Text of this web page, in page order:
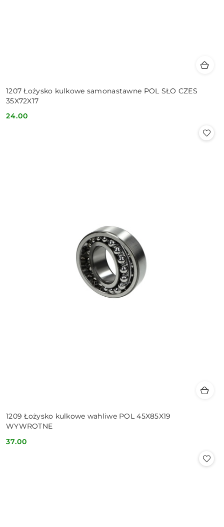
1207 Łożysko kulkowe samonastawne POL SŁO CZES
35X72X17
Cena:
24.00
1209 Łożysko kulkowe wahliwe POL 45X85X19
WYWROTNE
Cena:
37.00